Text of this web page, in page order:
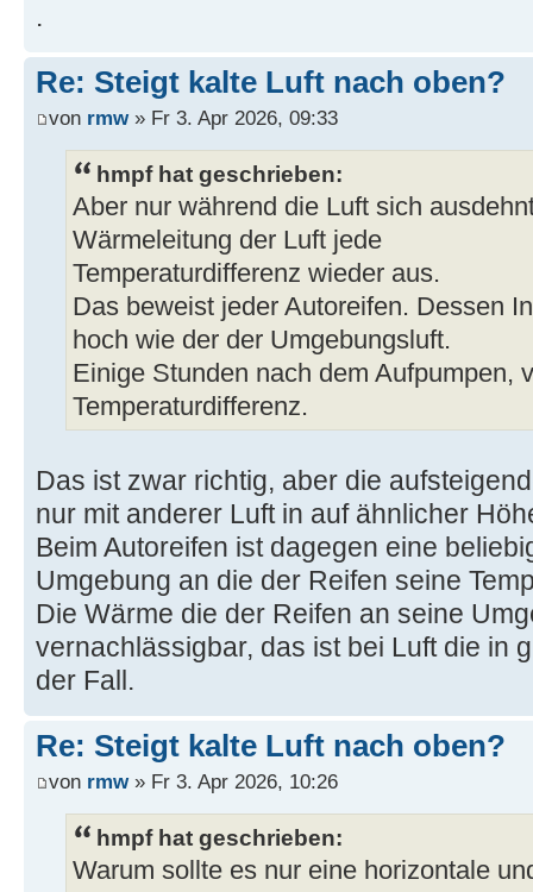
.
Re: Steigt kalte Luft nach oben?
von rmw» Fr 3. Apr 2026, 09:33
hmpf hat geschrieben:
Aber nur während die Luft sich
Wärmeleitung der Luft jede
Temperaturdifferenz wieder aus.
Das beweist jeder Autoreifen. Dessen
hoch wie der der Umgebungsluft.
Einige Stunden nach dem Aufpumpen,
Temperaturdifferenz.
Das ist zwar richtig, aber die
nur mit anderer Luft in auf ähnlicher
Beim Autoreifen ist dagegen eine
Umgebung an die der Reifen seine
Die Wärme die der Reifen an seine
vernachlässigbar, das ist bei Luft die in
der Fall.
Re: Steigt kalte Luft nach oben?
von rmw» Fr 3. Apr 2026, 10:26
hmpf hat geschrieben:
Warum sollte es nur eine horizontale